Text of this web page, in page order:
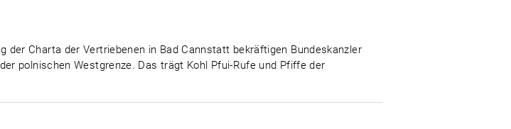
der Charta der Vertriebenen in Bad Cannstatt bekräftigen Bundeskanzler
polnischen Westgrenze. Das trägt Kohl Pfui-Rufe und Pfiffe der